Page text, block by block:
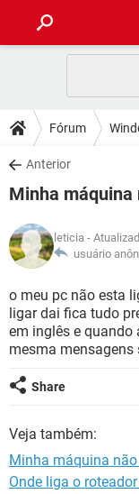
CELULAR
OUTLOOK
INSTAGRAM
GUIA DE COMPRAS
DICAS
JOGOS
INSTAGRAM
GUIA DE COMPRAS
DOWNLOADS
JOGOS
CELULAR
OUTLOOK
GUIA DE COMPRAS
JOGOS
CELULAR
OUTLOOK
INSTAGRAM
GLOSSÁRIO
CELULAR
OUTLOOK
INSTAGRAM
Fórum
Anterior
Minha máquina
leticia -
usuário
o meu pc não esta
ligar dai fica tudo
em inglês e quando
mesma mensagens
Share
Veja também:
Minha máquina
Onde liga o